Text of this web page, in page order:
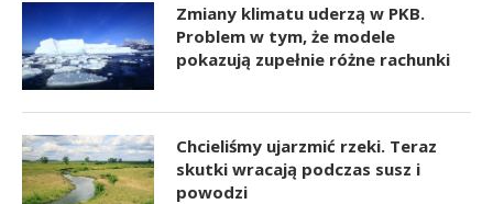
Zmiany klimatu uderzą w PKB.
Problem w tym, że modele
pokazują zupełnie różne rachunki
Chcieliśmy ujarzmić rzeki. Teraz
skutki wracają podczas susz i
powodzi